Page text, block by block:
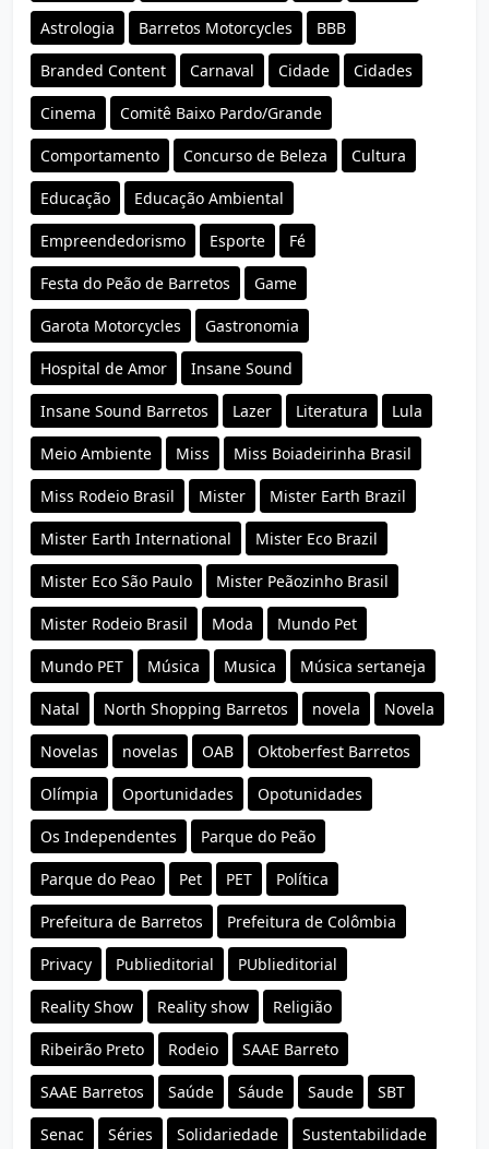
Astrologia Barretos Motorcycles BBB
Branded Content Carnaval Cidade Cidades
Cinema Comitê Baixo Pardo/Grande
Comportamento Concurso de Beleza Cultura
Educação Educação Ambiental
Empreendedorismo Esporte Fé
Festa do Peão de Barretos Game
Garota Motorcycles Gastronomia
Hospital de Amor Insane Sound
Insane Sound Barretos Lazer Literatura Lula
Meio Ambiente Miss Miss Boiadeirinha Brasil
Miss Rodeio Brasil Mister Mister Earth Brazil
Mister Earth International Mister Eco Brazil
Mister Eco São Paulo Mister Peãozinho Brasil
Mister Rodeio Brasil Moda Mundo Pet
Mundo PET Música Musica Música sertaneja
Natal North Shopping Barretos novela Novela
Novelas novelas OAB Oktoberfest Barretos
Olímpia Oportunidades Opotunidades
Os Independentes Parque do Peão
Parque do Peao Pet PET Política
Prefeitura de Barretos Prefeitura de Colômbia
Privacy Publieditorial PUblieditorial
Reality Show Reality show Religião
Ribeirão Preto Rodeio SAAE Barreto
SAAE Barretos Saúde Sáude Saude SBT
Senac Séries Solidariedade Sustentabilidade